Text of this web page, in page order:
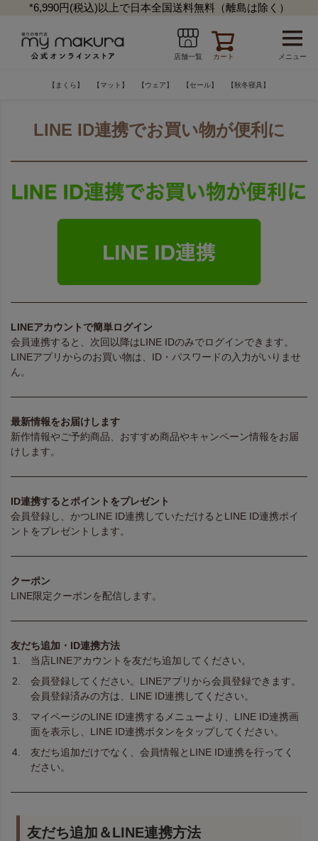
*6,990円(税込)以上で日本全国送料無料（離島は除く）
店舗一覧 カート メニュー
【まくら】 【マット】 【ウェア】 【セール】 【秋冬寝具】
LINE ID連携でお買い物が便利に
LINEアカウントで簡単ログイン
会員連携すると、次回以降はLINE IDのみでログインできます。
LINEアプリからのお買い物は、ID・パスワードの入力がいりませ
ん。
最新情報をお届けします
新作情報やご予約商品、おすすめ商品やキャンペーン情報をお届
けします。
ID連携するとポイントをプレゼント
会員登録し、かつLINE ID連携していただけるとLINE ID連携ポイ
ントをプレゼントします。
クーポン
LINE限定クーポンを配信します。
友だち追加・ID連携方法
当店LINEアカウントを友だち追加してください。
会員登録してください。LINEアプリから会員登録できます。
会員登録済みの方は、LINE ID連携してください。
マイページのLINE ID連携するメニューより、LINE ID連携画
面を表示し、LINE ID連携ボタンをタップしてください。
友だち追加だけでなく、会員情報とLINE ID連携を行ってく
ださい。
友だち追加＆LINE連携方法